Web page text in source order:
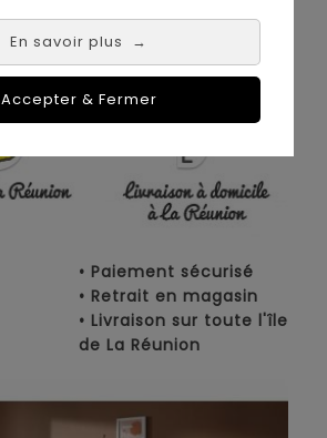
En savoir plus →
Accepter & Fermer
• Paiement sécurisé
• Retrait en magasin
• Livraison sur toute l'île
de La Réunion